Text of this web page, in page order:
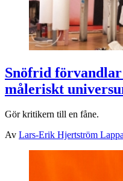
Snöfrid
måleriskt
Gör kritikern till en fåne.
Av Lars-Erik Hjertström